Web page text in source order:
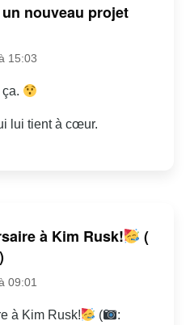
nouveau projet
15:03
lui tient à cœur.
à Kim Rusk!
(
09:01
à Kim Rusk! (
: